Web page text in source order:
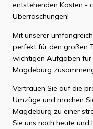
entstehenden Kosten -
Überraschungen!
Mit unserer
perfekt für den großen
wichtigen Aufgaben für
Magdeburg
Vertrauen Sie auf die
Umzüge und machen
Magdeburg zu einer
Sie uns noch heute und